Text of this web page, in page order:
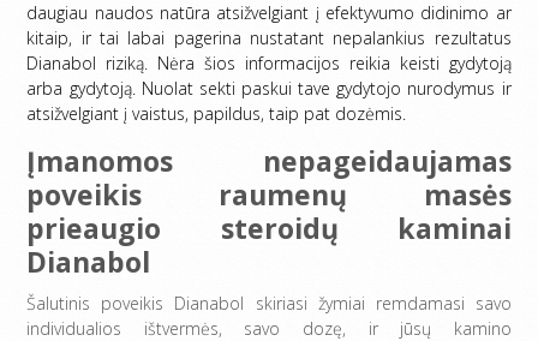
daugiau naudos natūra atsižvelgiant į efektyvumo didinimo ar
kitaip, ir tai labai pagerina nustatant nepalankius rezultatus
Dianabol riziką. Nėra šios informacijos reikia keisti gydytoją
arba gydytoją. Nuolat sekti paskui tave gydytojo nurodymus ir
atsižvelgiant į vaistus, papildus, taip pat dozėmis.
Įmanomos nepageidaujamas
poveikis raumenų masės
prieaugio steroidų kaminai
Dianabol
Šalutinis poveikis Dianabol skiriasi žymiai remdamasi savo
individualios ištvermės, savo dozę, ir jūsų kamino